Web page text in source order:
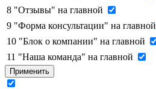
8 "Отзывы" на главной
9 "Форма консультации" на главной
10 "Блок о компании" на главной
11 "Наша команда" на главной
Применить